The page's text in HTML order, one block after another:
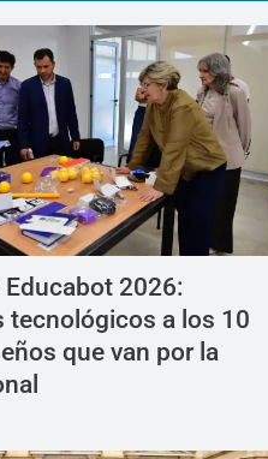
2026:
tecnológicos a los 10
que van por la